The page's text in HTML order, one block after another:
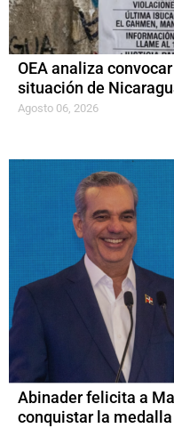
OEA analiza
situación de
Agosto 06, 2026
Abinader felicita a
conquistar la